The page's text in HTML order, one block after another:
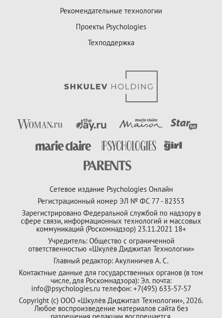
Рекомендательные технологии
Проекты Psychologies
Техподдержка
Сетевое издание Psychologies Онлайн
Регистрационный номер ЭЛ № ФС 77 - 82353
Зарегистрировано Федеральной службой по надзору в
сфере связи, информационных технологий и массовых
коммуникаций (Роскомнадзор) 23.11.2021 18+
Учредитель: Общество с ограниченной
ответственностью «Шкулёв Диджитал Технологии»
Главный редактор: Акулиничев А. С.
Контактные данные для государственных органов (в том
числе, для Роскомнадзора): Эл. почта:
info@psychologies.ru телефон: +7(495) 633-57-57
Copyright (с) ООО «Шкулёв Диджитал Технологии», 2026.
Любое воспроизведение материалов сайта без
разрешения редакции воспрещается.